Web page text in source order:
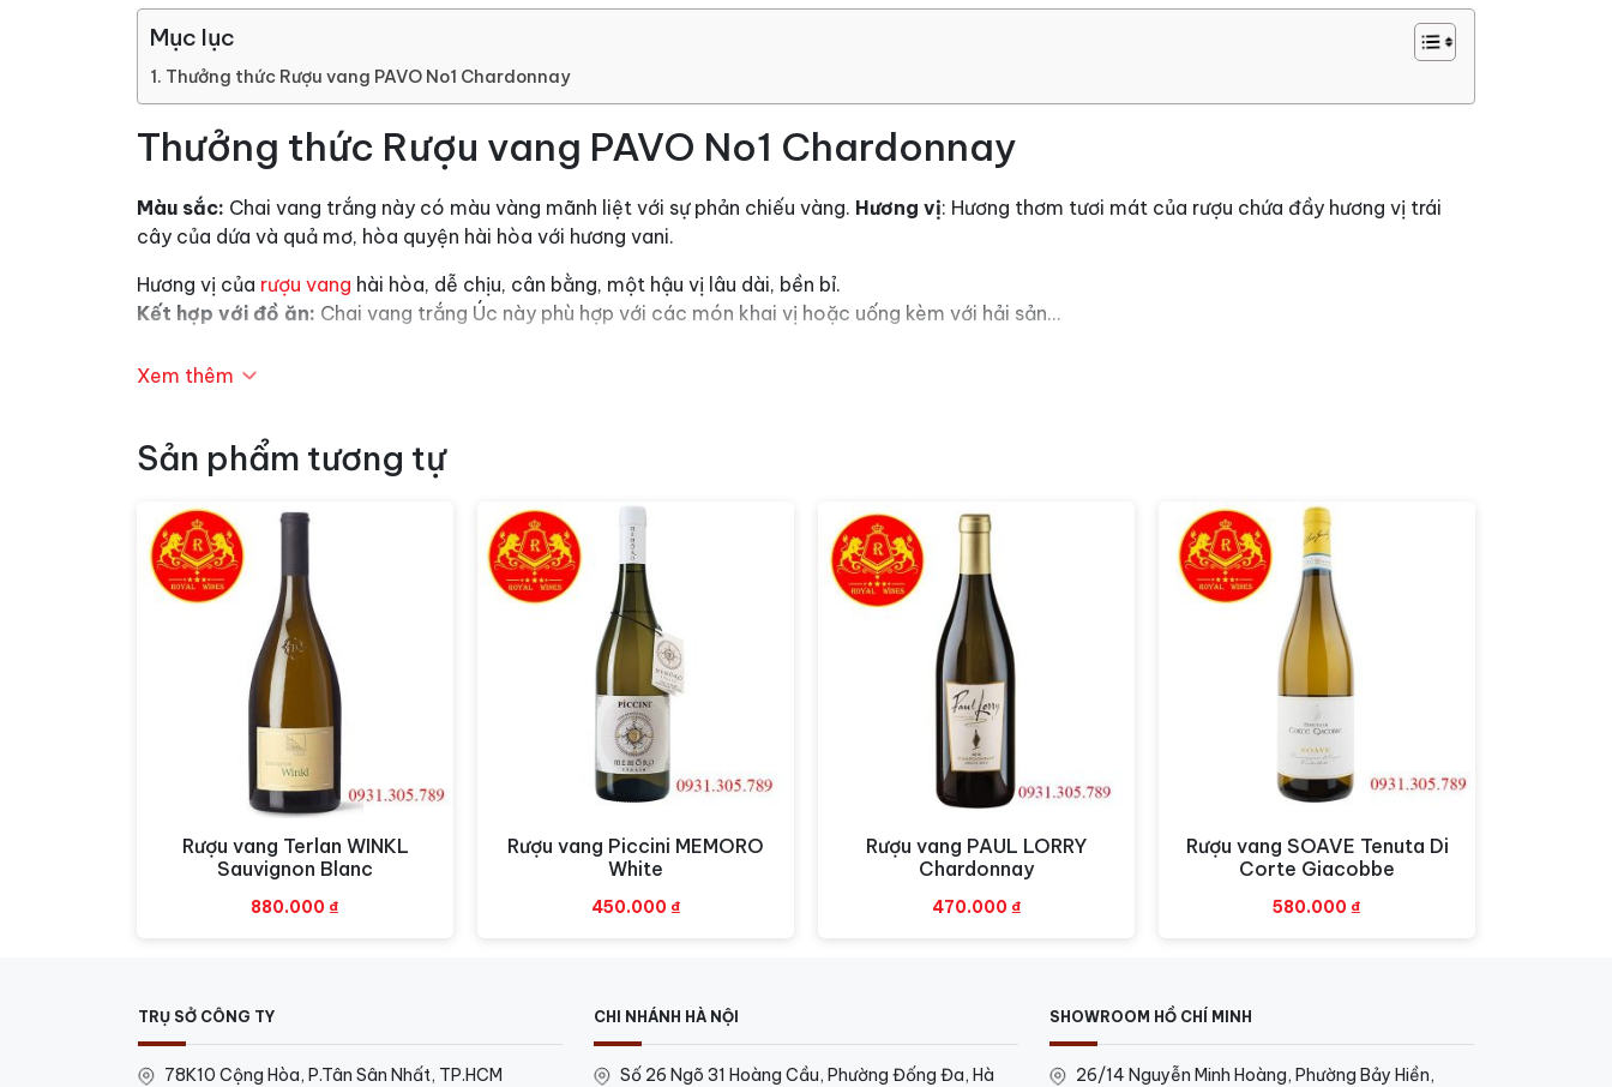
Mục lục
Thưởng thức Rượu vang PAVO No1 Chardonnay
Thưởng thức Rượu vang PAVO No1 Chardonnay
Màu sắc: Chai vang trắng này có màu vàng mãnh liệt với sự phản chiếu vàng. Hương vị: Hương thơm tươi mát của rượu chứa đầy hương vị trái
cây của dứa và quả mơ, hòa quyện hài hòa với hương vani.
Hương vị của rượu vang hài hòa, dễ chịu, cân bằng, một hậu vị lâu dài, bền bỉ.
Kết hợp với đồ ăn: Chai vang trắng Úc này phù hợp với các món khai vị hoặc uống kèm với hải sản…
Xem thêm
Sản phẩm tương tự
Xem nhanh
Rượu vang Terlan WINKL
Sauvignon Blanc
880.000 ₫
Xem nhanh
Rượu vang Piccini MEMORO
White
450.000 ₫
Xem nhanh
Rượu vang PAUL LORRY
Chardonnay
470.000 ₫
Xem nhanh
Rượu vang SOAVE Tenuta Di
Corte Giacobbe
580.000 ₫
TRỤ SỞ CÔNG TY
78K10 Cộng Hòa, P.Tân Sân Nhất, TP.HCM
CHI NHÁNH HÀ NỘI
Số 26 Ngõ 31 Hoàng Cầu, Phường Đống Đa, Hà
SHOWROOM HỒ CHÍ MINH
26/14 Nguyễn Minh Hoàng, Phường Bảy Hiền,